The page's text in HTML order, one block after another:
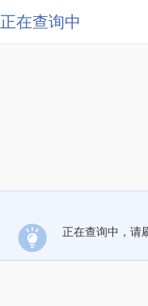
正在查询中
正在查询中，请